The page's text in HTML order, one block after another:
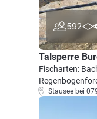
592
Talsperre
Fischarten:
Stausee bei